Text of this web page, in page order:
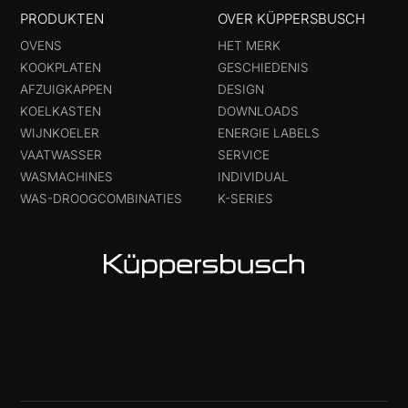
PRODUKTEN
OVENS
KOOKPLATEN
AFZUIGKAPPEN
KOELKASTEN
WIJNKOELER
VAATWASSER
WASMACHINES
WAS-DROOGCOMBINATIES
OVER KÜPPERSBUSCH
HET MERK
GESCHIEDENIS
DESIGN
DOWNLOADS
ENERGIE LABELS
SERVICE
INDIVIDUAL
K-SERIES